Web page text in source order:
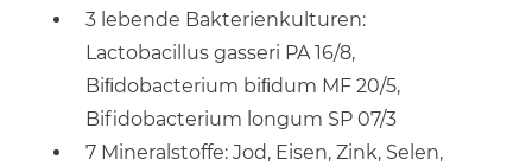
3 lebende Bakterienkulturen:
Lactobacillus gasseri PA 16/8,
Biﬁdobacterium biﬁdum MF 20/5,
Bifidobacterium longum SP 07/3
7 Mineralstoffe: Jod, Eisen, Zink, Selen,